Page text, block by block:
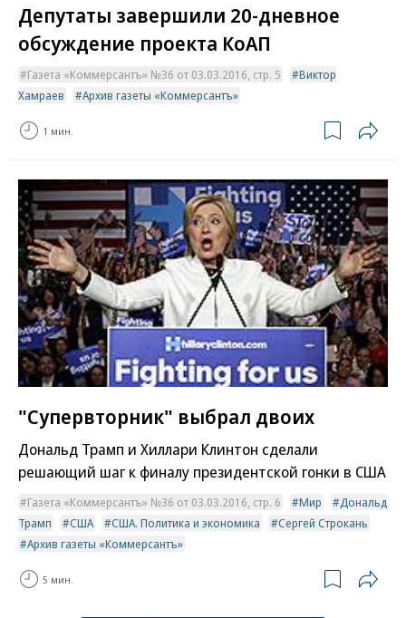
Депутаты завершили 20-дневное
обсуждение проекта КоАП
Газета «Коммерсантъ» №36 от 03.03.2016, стр. 5
Виктор
Хамраев
Архив газеты «Коммерсантъ»
1 мин.
"Супервторник" выбрал двоих
Дональд Трамп и Хиллари Клинтон сделали
решающий шаг к финалу президентской гонки в США
Газета «Коммерсантъ» №36 от 03.03.2016, стр. 6 Мир
Дональд
Трамп
США США. Политика и экономика
Сергей Строкань
Архив газеты «Коммерсантъ»
5 мин.